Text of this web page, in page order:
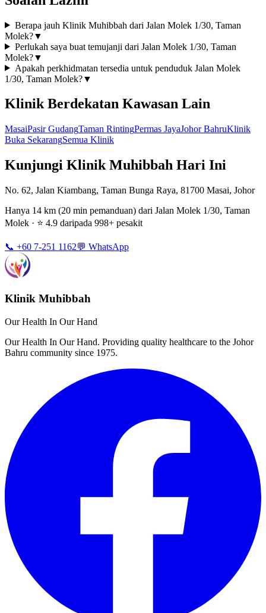
Berapa jauh Klinik Muhibbah dari Jalan Molek 1/30, Taman
Molek?▼
Perlukah saya buat temujanji dari Jalan Molek 1/30, Taman
Molek?▼
Apakah perkhidmatan tersedia untuk penduduk Jalan Molek
1/30, Taman Molek?▼
Klinik Berdekatan Kawasan Lain
MasaiPasir GudangTaman RintingPermas JayaJohor BahruKlinik
Buka SekarangSemua Klinik
Kunjungi Klinik Muhibbah Hari Ini
No. 62, Jalan Kiambang, Taman Bunga Raya, 81700 Masai, Johor
Hanya 14 km (20 min pemanduan) dari Jalan Molek 1/30, Taman
Molek · ⭐ 4.9 daripada 998+ pesakit
📞 +60 7-251 1162💬 WhatsApp
Klinik Muhibbah
Our Health In Our Hand
Our Health In Our Hand. Providing quality healthcare to the Johor
Bahru community since 1975.